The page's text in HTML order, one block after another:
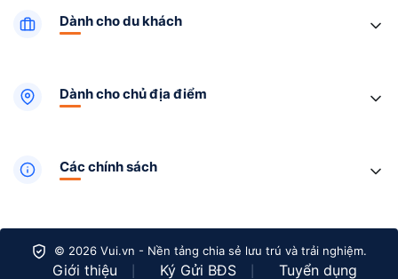
Dành cho du khách
Dành cho chủ địa điểm
Các chính sách
© 2026 Vui.vn - Nền tảng chia sẻ lưu trú và trải nghiệm.
Giới thiệu Ký Gửi BĐS Tuyển dụng